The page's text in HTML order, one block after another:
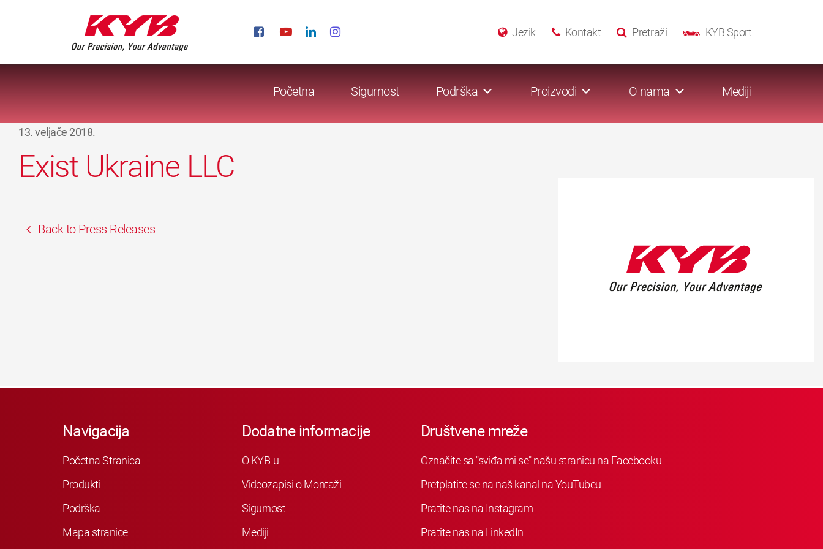
KYB Sport
Pretraži
Kontakt
Jezik
Početna Sigurnost Podrška Proizvodi O nama Mediji
13. veljače 2018.
Exist Ukraine LLC
Back to Press Releases
Navigacija
Početna Stranica
Produkti
Podrška
Mapa stranice
Dodatne informacije
O KYB-u
Videozapisi o Montaži
Sigurnost
Mediji
Društvene mreže
Označite sa "sviđa mi se" našu stranicu na Facebooku
Pretplatite se na naš kanal na YouTubeu
Pratite nas na Instagram
Pratite nas na LinkedIn